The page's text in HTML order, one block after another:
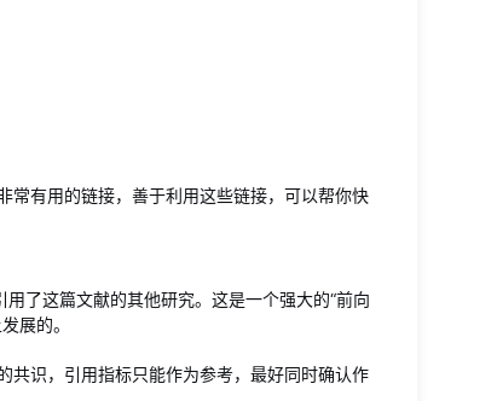
常有用的链接，善于利用这些链接，可以帮你快
了这篇文献的其他研究。这是一个强大的“前向
展的。
共识，引用指标只能作为参考，最好同时确认作